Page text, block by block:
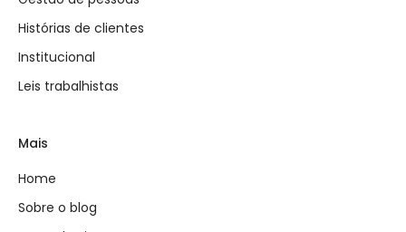
Histórias de clientes
Institucional
Leis trabalhistas
Mais
Home
Sobre o blog